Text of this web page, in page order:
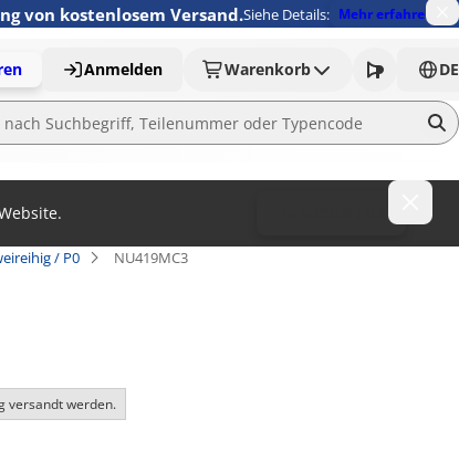
von kostenlosem Versand.Siehe Details: Mehr erfahren
Anmelden Warenkorb DE
/ P0 NU419MC3
versandt werden.